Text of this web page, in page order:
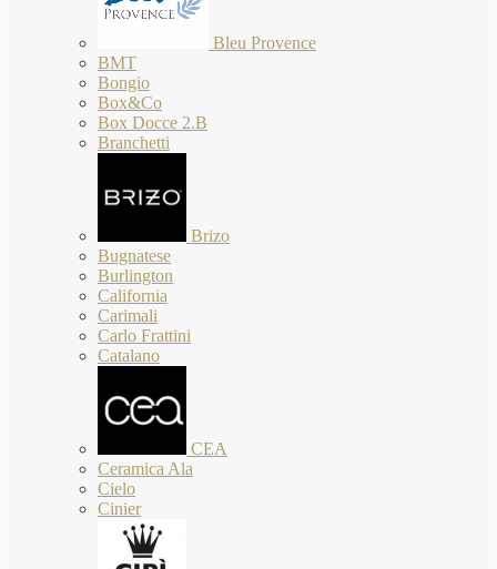
Bleu Provence
BMT
Bongio
Box&Co
Box Docce 2.B
Branchetti
Brizo
Bugnatese
Burlington
California
Carimali
Carlo Frattini
Catalano
CEA
Ceramica Ala
Cielo
Cinier